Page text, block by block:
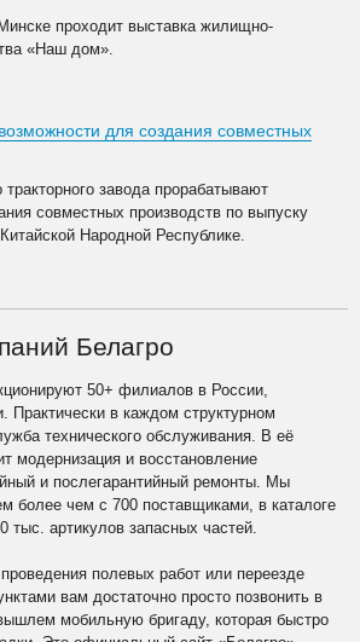
проходит выставка жилищно-
«Наш дом».
для создания совместных
завода прорабатывают
совместных производств по выпуску
Народной Республике.
Белагро
50+ филиалов в России,
Практически в каждом структурном
технического обслуживания. В её
модернизация и восстановление
и послегарантийный ремонты. Мы
более чем с 700 поставщиками, в каталоге
тыс. артикулов запасных частей.
полевых работ или переезде
вам достаточно просто позвонить в
мобильную бригаду, которая быстро